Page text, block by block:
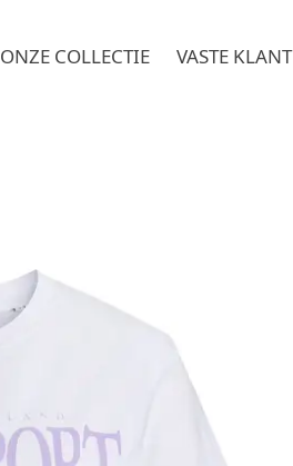
ONZE COLLECTIE VASTE KLANT